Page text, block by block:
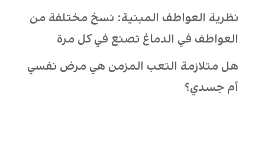
نظرية العواطف المبنية: نسخ مختلفة من
العواطف في الدماغ تصنع في كل مرة
هل متلازمة التعب المزمن هي مرض نفسي
أم جسدي؟